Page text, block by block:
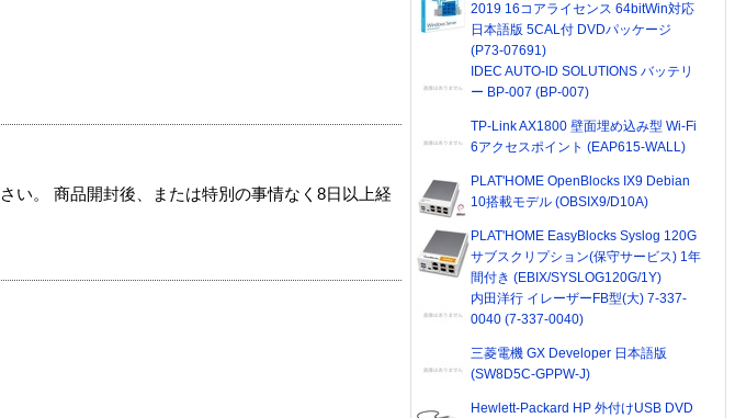
い。 商品開封後、または特別の事情なく8日以上経
2019 16コアライセンス 64bitWin対応
日本語版 5CAL付 DVDパッケージ
(P73-07691)
IDEC AUTO-ID SOLUTIONS バッテリ
ー BP-007 (BP-007)
TP-Link AX1800 壁面埋め込み型 Wi-Fi
6アクセスポイント (EAP615-WALL)
PLAT'HOME OpenBlocks IX9 Debian
10搭載モデル (OBSIX9/D10A)
PLAT'HOME EasyBlocks Syslog 120G
サブスクリプション(保守サービス) 1年
間付き (EBIX/SYSLOG120G/1Y)
内田洋行 イレーザーFB型(大) 7-337-
0040 (7-337-0040)
三菱電機 GX Developer 日本語版
(SW8D5C-GPPW-J)
Hewlett-Packard HP 外付けUSB DVD